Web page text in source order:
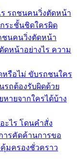
รถชนคนวิ่งตัดหน้า
ระชั้นชิดใครผิด
ชนคนวิ่งตัดหน้า
หน้าอย่างไร ความ
หรือไม่ ขับรถชนใคร
รถต้องรับผิดด้วย
ายจากใครได้บ้าง
ไร โดนคำสั่ง
ารคัดค้านการขอ
มครองชั่วคราว